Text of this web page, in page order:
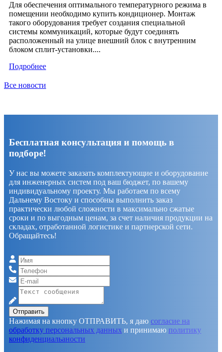
Для обеспечения оптимального температурного режима в
помещении необходимо купить кондиционер. Монтаж
такого оборудования требует создания специальной
системы коммуникаций, которые будут соединять
расположенный на улице внешний блок с внутренним
блоком сплит-установки....
Подробнее
Все новости
Бесплатная консультация и помощь в
подборе!
У нас вы можете заказать комплектующие и оборудование
для инженерных систем под ваш бюджет, по вашему
индивидуальному проекту. Мы работаем по всему
Дальнему Востоку и способны выполнить заказ
практически любой сложности в максимально сжатые
сроки и по выгодным ценам, за счет наличия продукции на
складах, отработанной логистике и партнерской сети.
Обращайтесь!
Отправить
Нажимая на кнопку ОТПРАВИТЬ, я даю согласие на
обработку персональных данных и принимаю политику
конфиденциальаности